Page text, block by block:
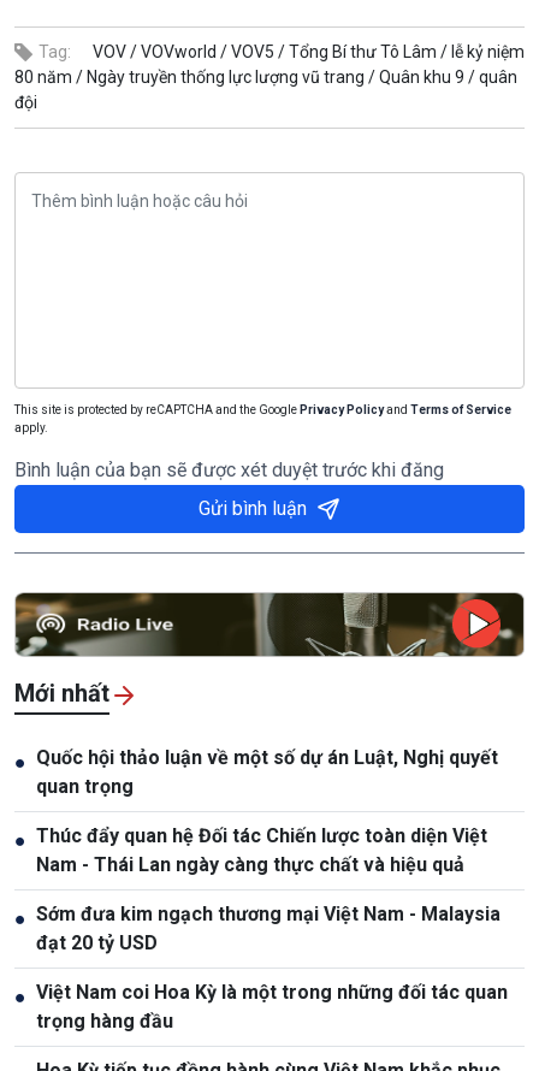
Tag: VOV /VOVworld /VOV5 /Tổng Bí thư Tô Lâm / lễ kỷ niệm
80 năm / Ngày truyền thống lực lượng vũ trang /Quân khu 9 /quân
đội
This site is protected by reCAPTCHA and the Google Privacy Policyand Terms of Service
apply.
Bình luận của bạn sẽ được xét duyệt trước khi đăng
Gửi bình luận
Mới nhất
● Quốc hội thảo luận về một số dự án Luật, Nghị quyết
quan trọng
● Thúc đẩy quan hệ Đối tác Chiến lược toàn diện Việt
Nam - Thái Lan ngày càng thực chất và hiệu quả
● Sớm đưa kim ngạch thương mại Việt Nam - Malaysia
đạt 20 tỷ USD
● Việt Nam coi Hoa Kỳ là một trong những đối tác quan
trọng hàng đầu